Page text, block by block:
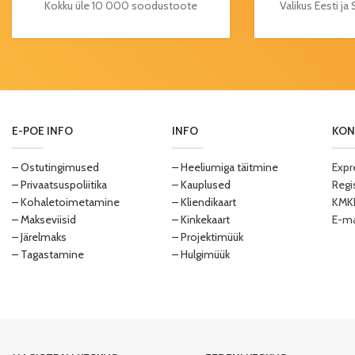
Kokku üle 10 000 soodustoote Valikus Eesti
E-POE INFO
– Ostutingimused
– Privaatsuspoliitika
– Kohaletoimetamine
– Makseviisid
– Järelmaks
– Tagastamine
INFO
– Heeliumiga täitmine
– Kauplused
– Kliendikaart
– Kinkekaart
– Projektimüük
– Hulgimüük
E-